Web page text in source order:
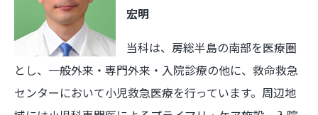
宏明
当科は、房総半島の南部を医療圏
とし、一般外来・専門外来・入院診療の他に、救命救急
センターにおいて小児救急医療を行っています。周辺地